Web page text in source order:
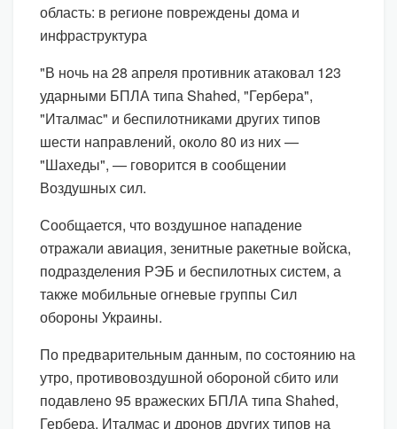
область: в регионе повреждены дома и
инфраструктура
"В ночь на 28 апреля противник атаковал 123
ударными БПЛА типа Shahed, "Гербера",
"Италмас" и беспилотниками других типов
шести направлений, около 80 из них —
"Шахеды", — говорится в сообщении
Воздушных сил.
Сообщается, что воздушное нападение
отражали авиация, зенитные ракетные войска,
подразделения РЭБ и беспилотных систем, а
также мобильные огневые группы Сил
обороны Украины.
По предварительным данным, по состоянию на
утро, противовоздушной обороной сбито или
подавлено 95 вражеских БПЛА типа Shahed,
Гербера, Италмас и дронов других типов на